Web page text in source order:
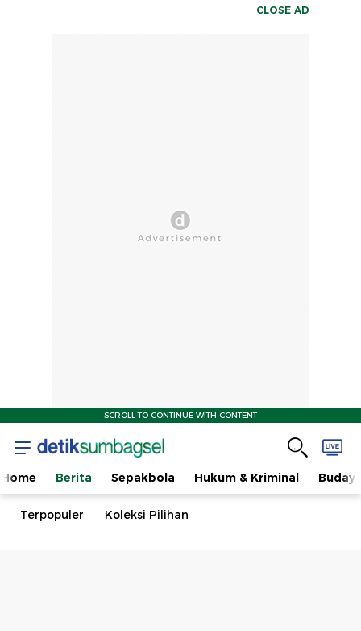
CLOSE AD
SCROLL TO CONTINUE WITH CONTENT
Home Berita Sepakbola Hukum & Kriminal
Terpopuler Koleksi Pilihan